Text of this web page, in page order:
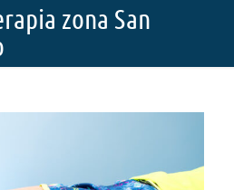
zona San